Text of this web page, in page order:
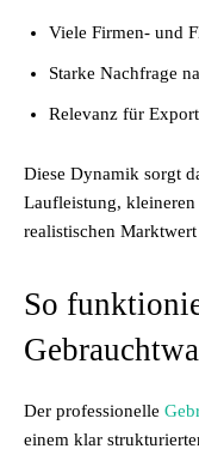
Viele Firmen- und
Starke Nachfrage
Relevanz für
Diese Dynamik sorgt
Laufleistung,
realistischen Marktwert
So
Der professionelle
einem klar